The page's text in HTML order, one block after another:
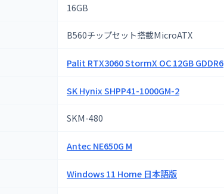
16GB
B560チップセット搭載MicroATX
Palit RTX3060 StormX OC 12GB GDDR6
SK Hynix SHPP41-1000GM-2
SKM-480
Antec NE650G M
Windows 11 Home 日本語版